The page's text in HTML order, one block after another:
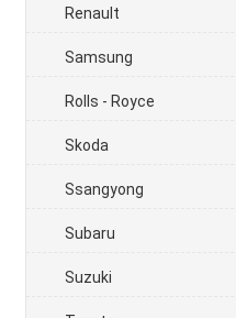
Renault
Samsung
Rolls - Royce
Skoda
Ssangyong
Subaru
Suzuki